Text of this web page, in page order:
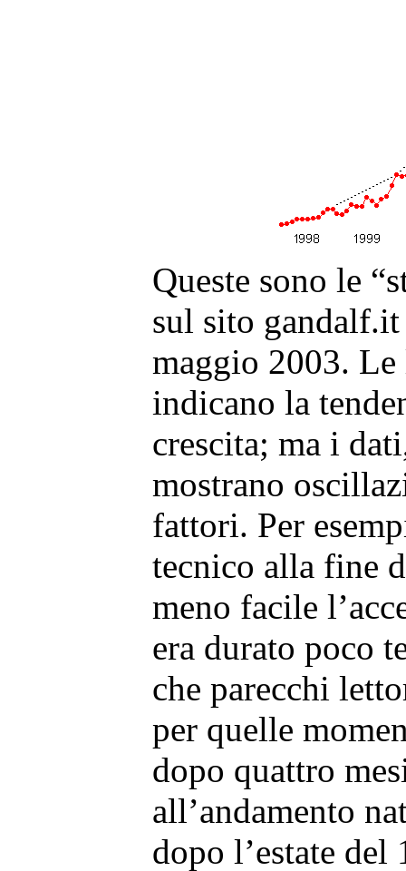
Queste sono le
sul sito
maggio 2003.
indicano la
crescita; ma i
mostrano
fattori. Per
tecnico alla fine
meno facile
era durato poco
che parecchi
per quelle
dopo quattro
all’andamento
dopo l’estate del